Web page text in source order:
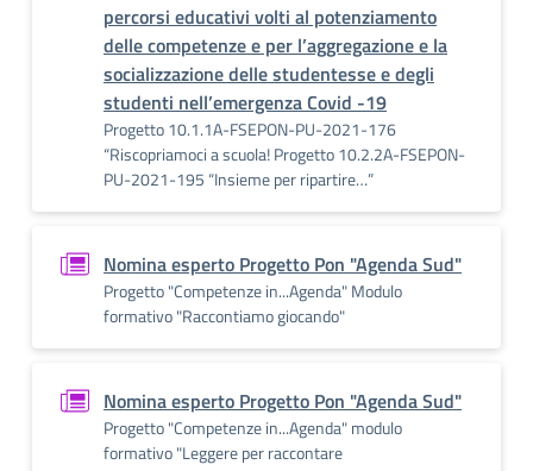
percorsi educativi volti al potenziamento
delle competenze e per l’aggregazione e la
socializzazione delle studentesse e degli
studenti nell’emergenza Covid -19
Progetto 10.1.1A-FSEPON-PU-2021-176
“Riscopriamoci a scuola! Progetto 10.2.2A-FSEPON-
PU-2021-195 “Insieme per ripartire…”
Nomina esperto Progetto Pon "Agenda Sud"
Progetto "Competenze in...Agenda" Modulo
formativo "Raccontiamo giocando"
Nomina esperto Progetto Pon "Agenda Sud"
Progetto "Competenze in...Agenda" modulo
formativo "Leggere per raccontare